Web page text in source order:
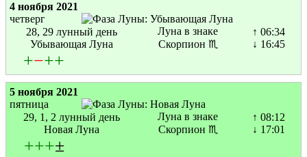
4 ноября 2021
четверг
28, 29 лунный день
Убывающая Луна
Луна в знаке
Скорпион ♏
↑ 06:34
↓ 16:45
+−++
5 ноября 2021
пятница
29, 1, 2 лунный день
Новая Луна
Луна в знаке
Скорпион ♏
↑ 08:12
↓ 17:01
+++±